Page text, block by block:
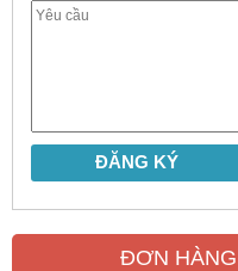
ĐƠN